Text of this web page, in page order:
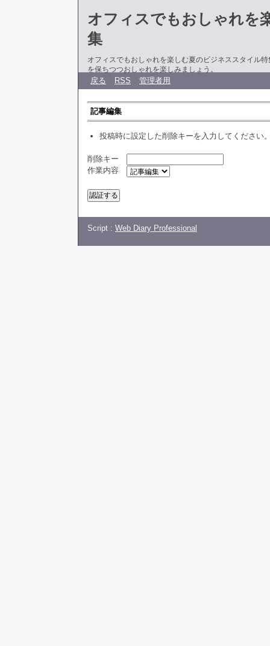
オフィスでもおしゃれを
集
オフィスでもおしゃれを楽しむ夏のビジネススタイル
を保ちつつおしゃれを楽しみましょう。
戻る RSS 管理者用
記事編集
投稿時に設定した削除キーを入力してください
削除キー
作業内容
Script : Web Diary Professional